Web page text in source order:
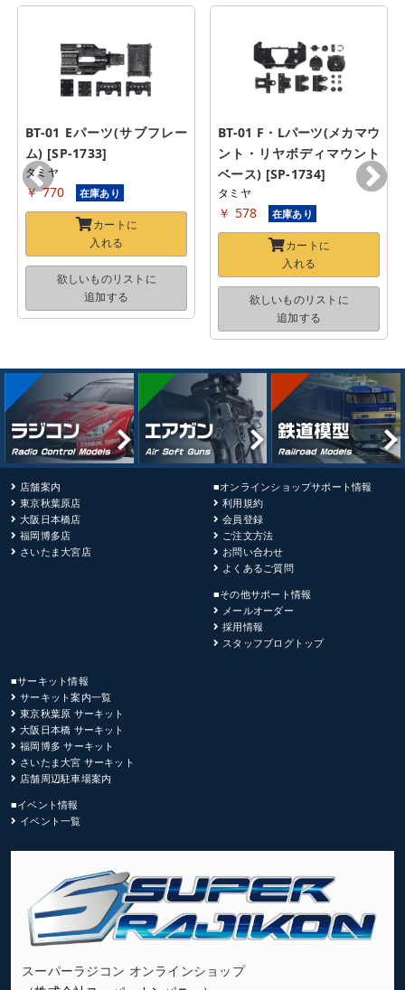
BT-01 Eパーツ(サブフレー
ム) [SP-1733]
タミヤ
￥ 770 在庫あり
カートに
入れる
欲しいものリストに
追加する
BT-01 F・Lパーツ(メカマウ
ント・リヤボディマウント
ベース) [SP-1734]
タミヤ
￥ 578 在庫あり
カートに
入れる
欲しいものリストに
追加する
店舗案内
東京秋葉原店
大阪日本橋店
福岡博多店
さいたま大宮店
■オンラインショップサポート情報
利用規約
会員登録
ご注文方法
お問い合わせ
よくあるご質問
■その他サポート情報
メールオーダー
採用情報
スタッフブログトップ
■サーキット情報
サーキット案内一覧
東京秋葉原 サーキット
大阪日本橋 サーキット
福岡博多 サーキット
さいたま大宮 サーキット
店舗周辺駐車場案内
■イベント情報
イベント一覧
スーパーラジコン オンラインショップ